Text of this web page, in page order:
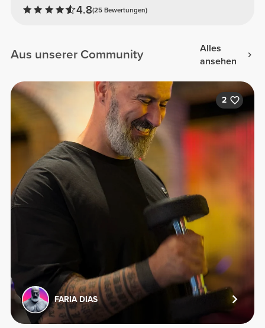
4.8(25 Bewertungen)
Aus unserer Community
Alles
ansehen
2
FARIA DIAS